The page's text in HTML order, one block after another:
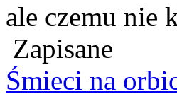
ale czemu nie
Zapisane
Śmieci na